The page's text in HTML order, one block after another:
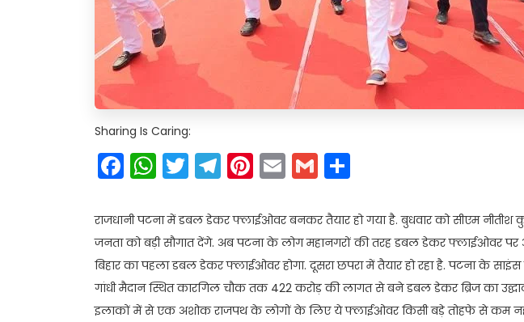
Sharing Is Caring:
Facebook
WhatsApp
Twitter
Telegram
Pinterest
EmailGmail
राजधानी पटना में डबल डेकर फ्लाईओवर बनकर तैयार हो गया है. बुधवार को सीएम नीतीश
जनता को बड़ी सौगात देंगे. अब पटना के लोग महानगरों की तरह डबल डेकर फ्लाईओवर पर
बिहार का पहला डबल डेकर फ्लाईओवर होगा. दूसरा छपरा में तैयार हो रहा है. पटना के
गांधी मैदान स्थित कारगिल चौक तक 422 करोड़ की लागत से बने डबल डेकर ब्रिज का
इलाकों में से एक अशोक राजपथ के लोगों के लिए ये फ्लाईओवर किसी बड़े तोहफे से कम